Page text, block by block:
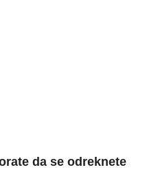
da se odreknete